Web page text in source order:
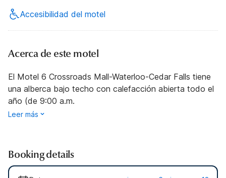
Accesibilidad del motel
Acerca de este motel
El Motel 6 Crossroads Mall-Waterloo-Cedar Falls tiene
una alberca bajo techo con calefacción abierta todo el
año (de 9:00 a.m.
Leer más
Booking details